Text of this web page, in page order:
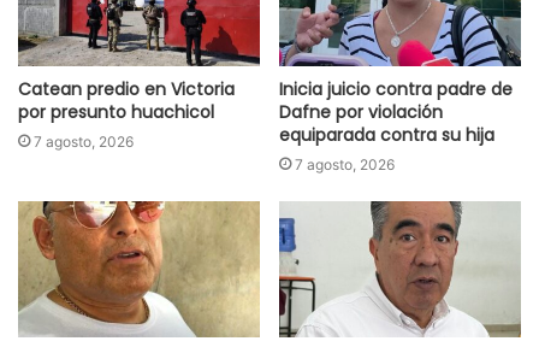
Catean predio en Victoria
por presunto huachicol
7 agosto, 2026
Inicia juicio contra padre de
Dafne por violación
equiparada contra su hija
7 agosto, 2026